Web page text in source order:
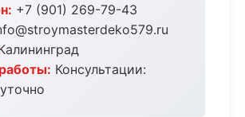
+7 (901) 269-79-43
Консультации: